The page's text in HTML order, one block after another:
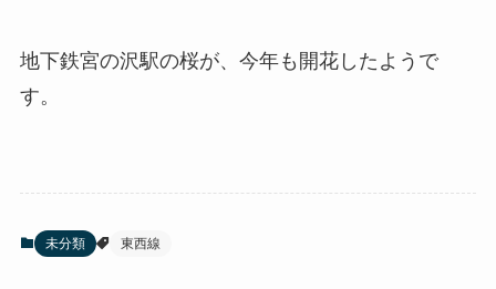
地下鉄宮の沢駅の桜が、今年も開花したようで
す。
未分類 東西線